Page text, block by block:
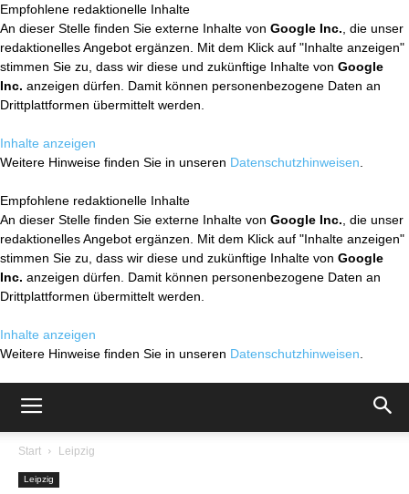
Empfohlene redaktionelle Inhalte
An dieser Stelle finden Sie externe Inhalte von Google Inc. , die unser
redaktionelles Angebot ergänzen. Mit dem Klick auf "Inhalte anzeigen"
stimmen Sie zu, dass wir diese und zukünftige Inhalte von Google
Inc. anzeigen dürfen. Damit können personenbezogene Daten an
Drittplattformen übermittelt werden.
Inhalte anzeigen
Weitere Hinweise finden Sie in unseren Datenschutzhinweisen
Empfohlene redaktionelle Inhalte
An dieser Stelle finden Sie externe Inhalte von Google Inc. , die unser
redaktionelles Angebot ergänzen. Mit dem Klick auf "Inhalte anzeigen"
stimmen Sie zu, dass wir diese und zukünftige Inhalte von Google
Inc. anzeigen dürfen. Damit können personenbezogene Daten an
Drittplattformen übermittelt werden.
Inhalte anzeigen
Weitere Hinweise finden Sie in unseren Datenschutzhinweisen
Start Leipzig
Leipzig